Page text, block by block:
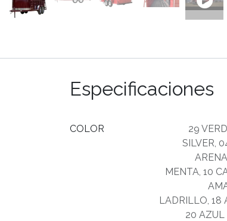
Especificaciones
COLOR 29
SILVER,
ARENA
MENTA, 10
LADRILLO, 18
20 AZUL